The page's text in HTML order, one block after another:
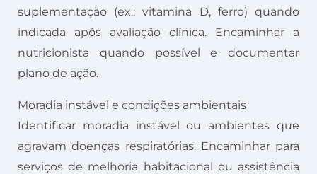
suplementação (ex.: vitamina D, ferro) quando
indicada após avaliação clínica. Encaminhar a
nutricionista quando possível e documentar
plano de ação.
Moradia instável e condições ambientais
Identificar moradia instável ou ambientes que
agravam doenças respiratórias. Encaminhar para
serviços de melhoria habitacional ou assistência